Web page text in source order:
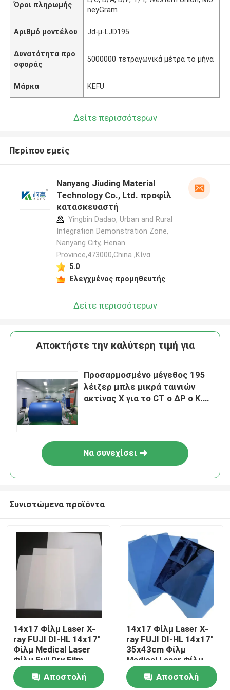
Προϊόντα
Σχετικά με εμάς
Όροι πληρωμής
neyGram
Αριθμό μοντέλου Jd-μ-LJD195
Δυνατότητα προ
σφοράς
5000000 τετραγωνικά μέτρα το μήνα
Μάρκα KEFU
Δείτε περισσότερων
Περίπου εμείς
Nanyang Jiuding Material
Technology Co., Ltd. προφίλ
κατασκευαστή
Yingbin Dadao, Urban and Rural
Integration Demonstration Zone,
Nanyang City, Henan
Province,473000,China ,Κίνα
5.0
Ελεγχμένος προμηθευτής
Δείτε περισσότερων
Αποκτήστε την καλύτερη τιμή για
Προσαρμοσμένο μέγεθος 195
λέιζερ μπλε μικρά ταινιών
ακτίνας X για το CT ο ΔΡ ο Κ.
Να συνεχίσει
Συνιστώμενα προϊόντα
14x17 Φίλμ Laser X-
ray FUJI DI-HL 14x17"
Φίλμ Medical Laser
Φίλμ Fuji Dry Film
Αποστολή
14x17 Φίλμ Laser X-
ray FUJI DI-HL 14x17"
35x43cm Φίλμ
Medical Laser Φίλμ
Fuji Dry Film
Αποστολή